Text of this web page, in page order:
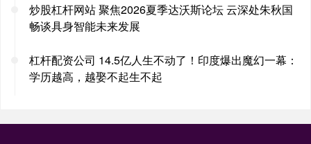
炒股杠杆网站 聚焦2026夏季达沃斯论坛 云深处朱秋国
畅谈具身智能未来发展
杠杆配资公司 14.5亿人生不动了！印度爆出魔幻一幕：
学历越高，越娶不起生不起